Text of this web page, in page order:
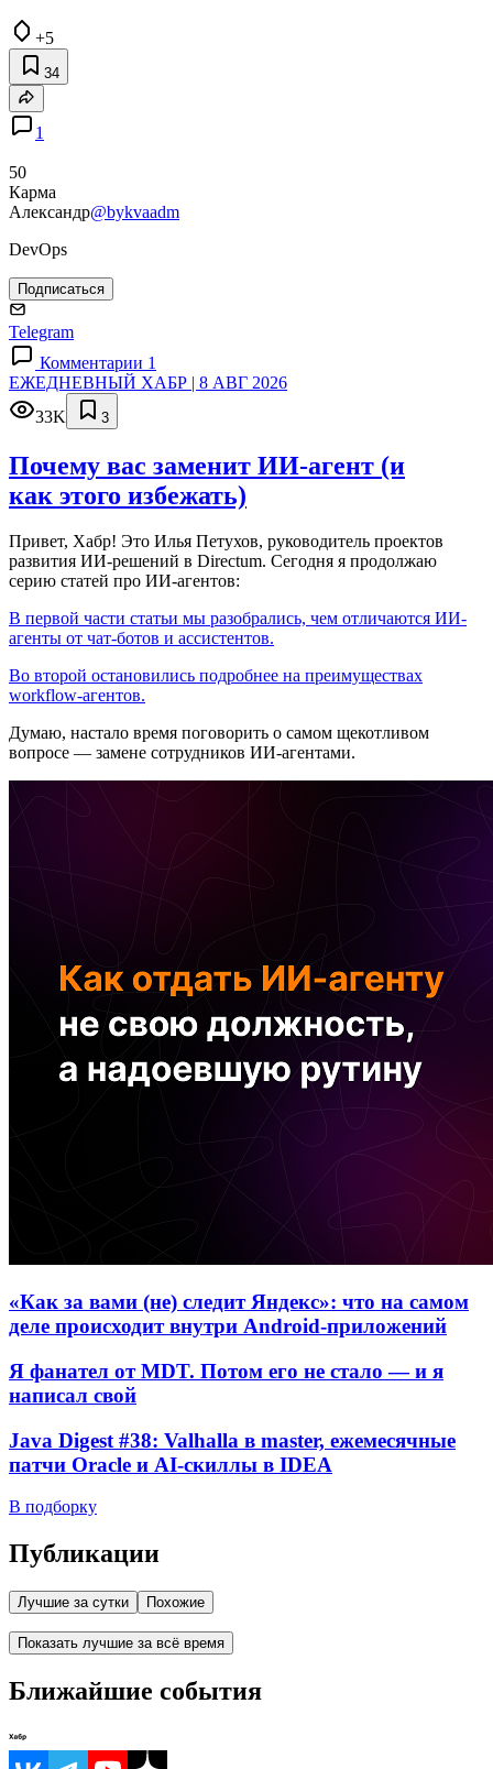
+5
34
1
50
Карма
Александр@bykvaadm
DevOps
Подписаться
Telegram
Комментарии 1
ЕЖЕДНЕВНЫЙ ХАБР | 8 АВГ 2026
33K
3
Почему вас заменит ИИ‑агент (и
как этого избежать)
Привет, Хабр! Это Илья Петухов, руководитель проектов
развития ИИ-решений в Directum. Сегодня я продолжаю
серию статей про ИИ-агентов:
В первой части статьи мы разобрались, чем отличаются ИИ-
агенты от чат-ботов и ассистентов.
Во второй остановились подробнее на преимуществах
workflow-агентов.
Думаю, настало время поговорить о самом щекотливом
вопросе — замене сотрудников ИИ-агентами.
«Как за вами (не) следит Яндекс»: что на самом
деле происходит внутри Android-приложений
Я фанател от MDT. Потом его не стало — и я
написал свой
Java Digest #38: Valhalla в master, ежемесячные
патчи Oracle и AI-скиллы в IDEA
В подборку
Публикации
Лучшие за сутки Похожие
Показать лучшие за всё время
Ближайшие события